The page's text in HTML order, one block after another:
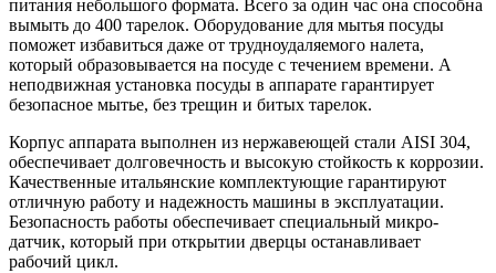
питания небольшого формата. Всего за один час она способна
вымыть до 400 тарелок. Оборудование для мытья посуды
поможет избавиться даже от трудноудаляемого налета,
который образовывается на посуде с течением времени. А
неподвижная установка посуды в аппарате гарантирует
безопасное мытье, без трещин и битых тарелок.
Корпус аппарата выполнен из нержавеющей стали AISI 304,
обеспечивает долговечность и высокую стойкость к коррозии.
Качественные итальянские комплектующие гарантируют
отличную работу и надежность машины в эксплуатации.
Безопасность работы обеспечивает специальный микро-
датчик, который при открытии дверцы останавливает
рабочий цикл.